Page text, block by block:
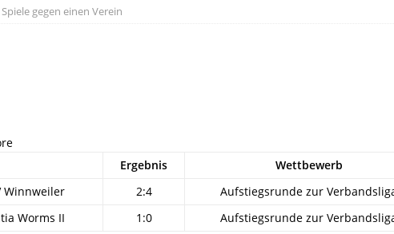
Spiele gegen einen Verein
Ergebnis Wettbewerb
Winnweiler 2:4 Aufstiegsrunde zur
Worms II 1:0 Aufstiegsrunde zur